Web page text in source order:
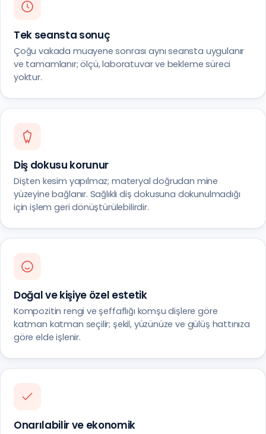
Tek seansta sonuç
Çoğu vakada muayene sonrası aynı seansta uygulanır
ve tamamlanır; ölçü, laboratuvar ve bekleme süreci
yoktur.
Diş dokusu korunur
Dişten kesim yapılmaz; materyal doğrudan mine
yüzeyine bağlanır. Sağlıklı diş dokusuna dokunulmadığı
için işlem geri dönüştürülebilirdir.
Doğal ve kişiye özel estetik
Kompozitin rengi ve şeffaflığı komşu dişlere göre
katman katman seçilir; şekil, yüzünüze ve gülüş hattınıza
göre elde işlenir.
Onarılabilir ve ekonomik